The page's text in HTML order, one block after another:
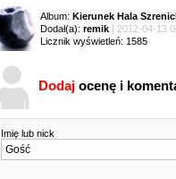
Album: Kierunek Hala
Dodał(a): remik | 2012-04-13
Licznik wyświetleń: 1585
Dodaj ocenę i
Imię lub nick